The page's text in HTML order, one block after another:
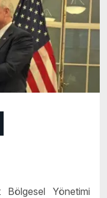
Bölgesel Yönetimi